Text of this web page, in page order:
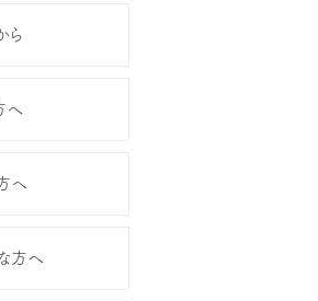
ら
へ
へ
方へ